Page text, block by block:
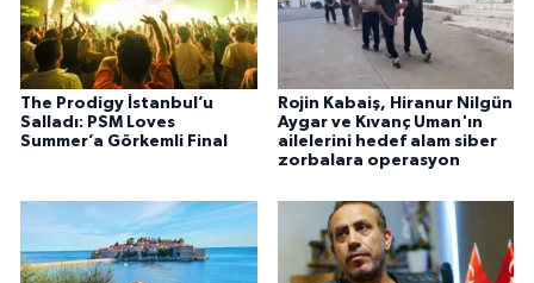
The Prodigy İstanbul’u
Salladı: PSM Loves
Summer’a Görkemli Final
Rojin Kabaiş, Hiranur Nilgün
Aygar ve Kıvanç Uman'ın
ailelerini hedef alam siber
zorbalara operasyon